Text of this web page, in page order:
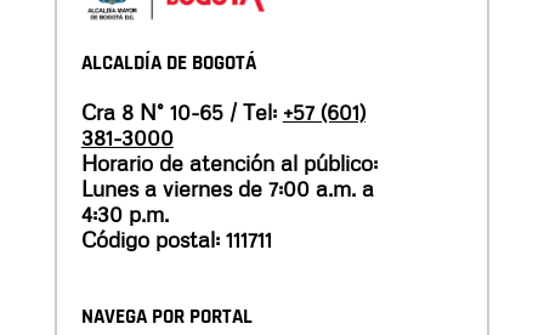
ALCALDÍA DE BOGOTÁ
Cra 8 N° 10-65 / Tel: +57 (601)
381-3000
Horario de atención al público:
Lunes a viernes de 7:00 a.m. a
4:30 p.m.
Código postal: 111711
NAVEGA POR PORTAL